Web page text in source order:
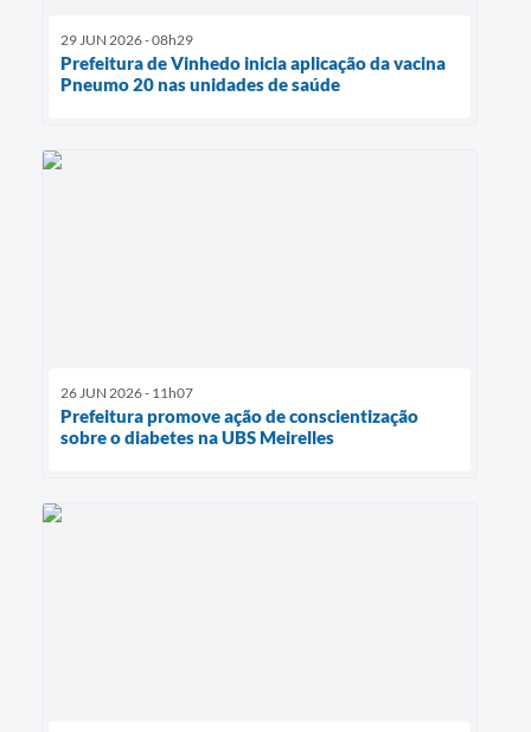
29 JUN 2026 - 08h29
Prefeitura de Vinhedo inicia aplicação da vacina
Pneumo 20 nas unidades de saúde
26 JUN 2026 - 11h07
Prefeitura promove ação de conscientização
sobre o diabetes na UBS Meirelles